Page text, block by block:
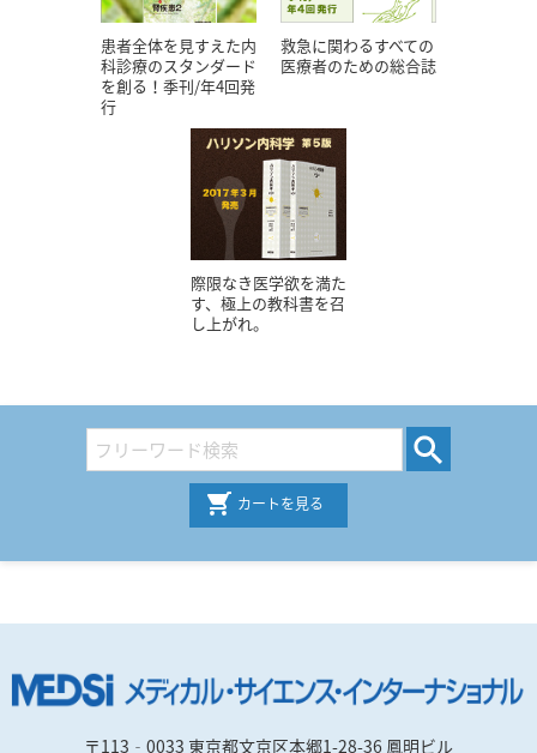
患者全体を見すえた内
科診療のスタンダード
を創る！季刊/年4回発
行
救急に関わるすべての
医療者のための総合誌
際限なき医学欲を満た
す、極上の教科書を召
し上がれ。
カートを見る
〒113‐0033 東京都文京区本郷1-28-36 鳳明ビル